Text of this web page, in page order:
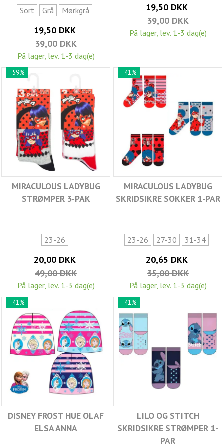
Sort Grå Mørkgrå
19,50 DKK
39,00 DKK
På lager, lev. 1-3 dag(e)
19,50 DKK
39,00 DKK
På lager, lev. 1-3 dag(e)
-59%
MIRACULOUS LADYBUG
STRØMPER 3-PAK
23-26
20,00 DKK
49,00 DKK
På lager, lev. 1-3 dag(e)
-41%
MIRACULOUS LADYBUG
SKRIDSIKRE SOKKER 1-PAR
23-26 27-30 31-34
20,65 DKK
35,00 DKK
På lager, lev. 1-3 dag(e)
-41%
DISNEY FROST HUE OLAF
ELSA ANNA
-41%
LILO OG STITCH
SKRIDSIKRE STRØMPER 1-
PAR